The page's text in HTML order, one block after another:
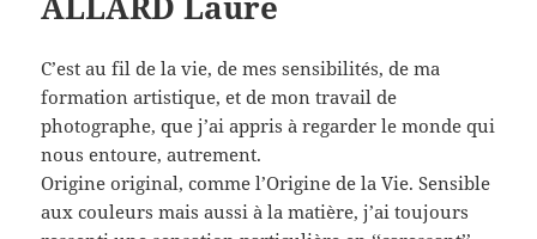
C’est au fil de la vie, de mes sensibilités, de ma
formation artistique, et de mon travail de
photographe, que j’ai appris à regarder le monde qui
nous entoure, autrement.
Origine original, comme l’Origine de la Vie. Sensible
aux couleurs mais aussi à la matière, j’ai toujours